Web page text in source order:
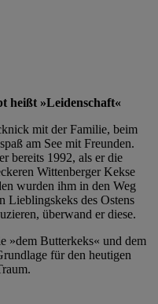
heißt »Leidenschaft«
mit der Familie, beim
am See mit Freunden.
bereits 1992, als er die
Wittenberger Kekse
wurden ihm in den Weg
Lieblingskeks des Ostens
überwand er diese.
»dem Butterkeks« und dem
für den heutigen